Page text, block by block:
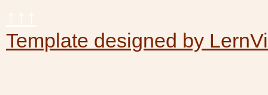
Template designed by